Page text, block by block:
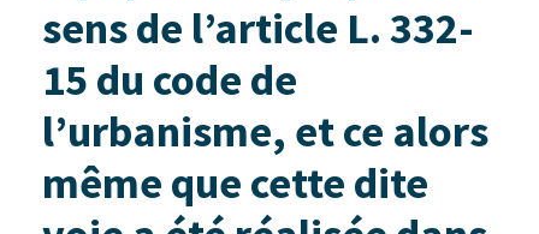
sens de l’article L. 332-
15 du code de
l’urbanisme, et ce alors
même que cette dite